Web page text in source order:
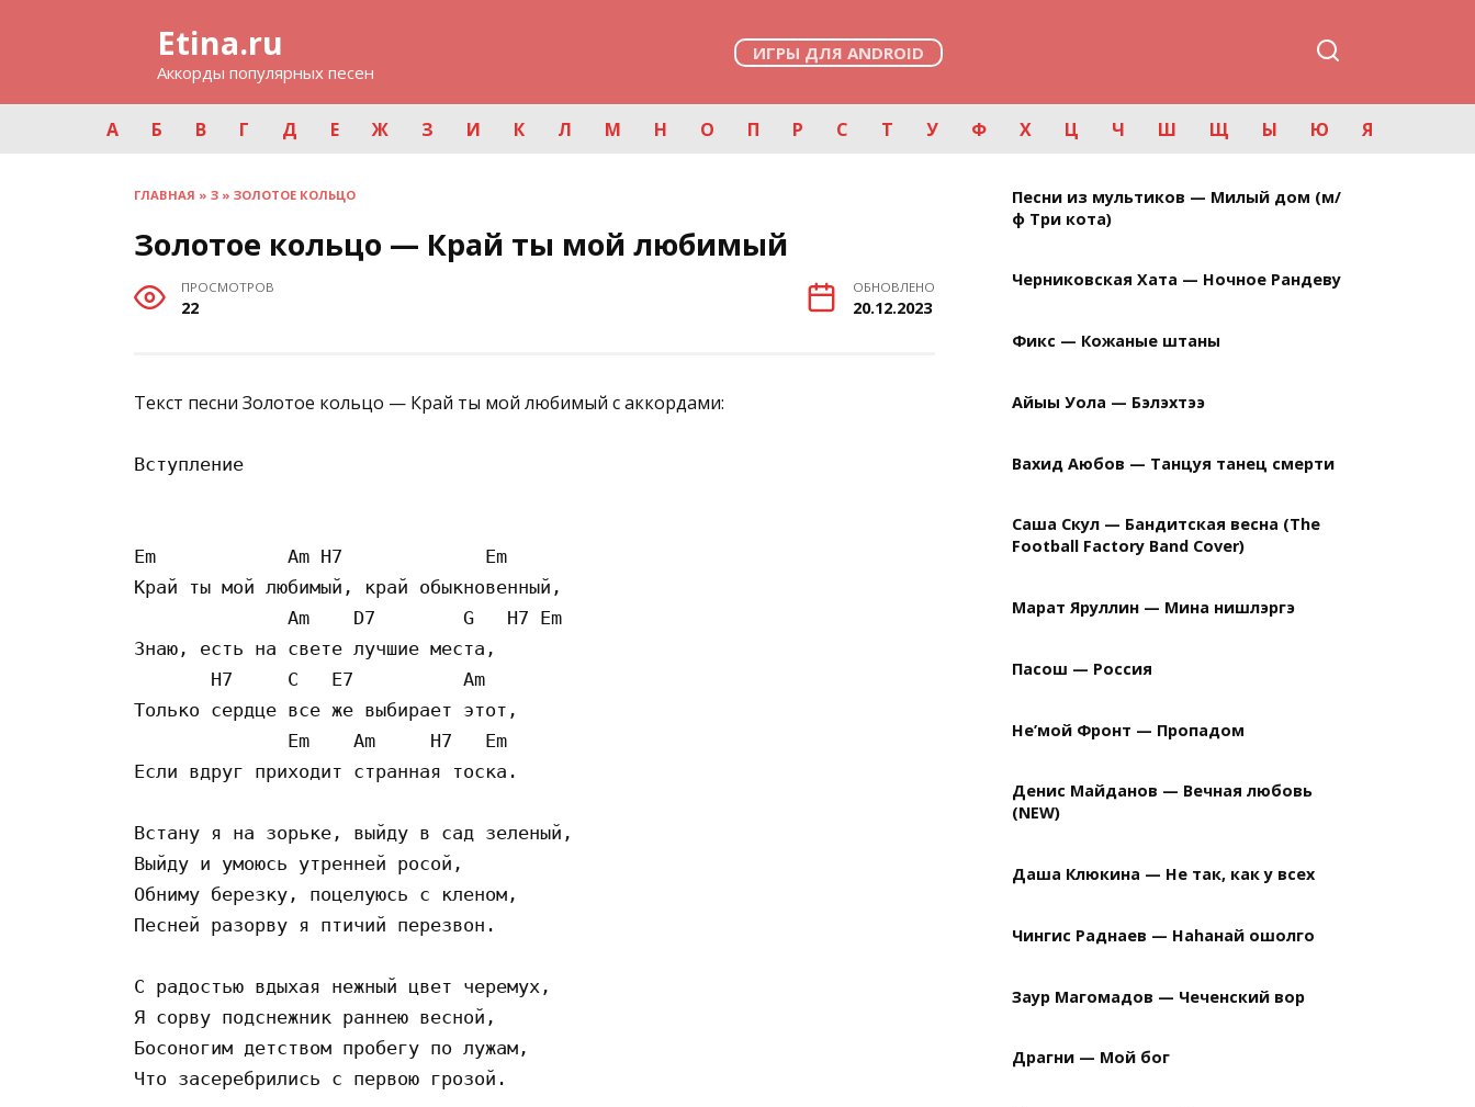
Etina.ru
Аккорды популярных песен
ИГРЫ ДЛЯ ANDROID
А Б В Г Д Е Ж З И К Л М Н О П Р С Т У Ф Х Ц Ч Ш Щ Ы Ю Я
ГЛАВНАЯ » З » ЗОЛОТОЕ КОЛЬЦО
Золотое кольцо — Край ты мой любимый
ПРОСМОТРОВ
22
ОБНОВЛЕНО
20.12.2023
Текст песни Золотое кольцо — Край ты мой любимый с аккордами:
Вступление
Em            Am H7             Em
Край ты мой любимый, край обыкновенный,
              Am    D7        G   H7 Em
Знаю, есть на свете лучшие места,
       H7     C   E7          Am
Только сердце все же выбирает этот,
              Em    Am     H7   Em
Если вдруг приходит странная тоска.
Встану я на зорьке, выйду в сад зеленый,
Выйду и умоюсь утренней росой,
Обниму березку, поцелуюсь с кленом,
Песней разорву я птичий перезвон.
С радостью вдыхая нежный цвет черемух,
Я сорву подснежник раннею весной,
Босоногим детством пробегу по лужам,
Что засеребрились с первою грозой.
Песни из мультиков — Милый дом (м/
ф Три кота)
Черниковская Хата — Ночное Рандеву
Фикс — Кожаные штаны
Айыы Уола — Бэлэхтээ
Вахид Аюбов — Танцуя танец смерти
Саша Скул — Бандитская весна (The
Football Factory Band Cover)
Марат Яруллин — Мина нишлэргэ
Пасош — Россия
Не’мой Фронт — Пропадом
Денис Майданов — Вечная любовь
(NEW)
Даша Клюкина — Не так, как у всех
Чингис Раднаев — Наhанай ошолго
Заур Магомадов — Чеченский вор
Драгни — Мой бог